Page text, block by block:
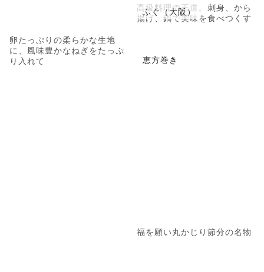
卵たっぷりの柔らかな生地
に、風味豊かなねぎをたっぷ
り入れて
ふぐ（大阪）
高級料理の王道。刺身、から
揚げ、鍋で美味を食べつくす
恵方巻き
福を願い丸かじり節分の名物